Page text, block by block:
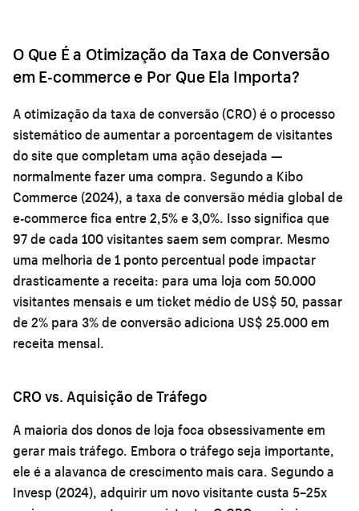
O Que É a Otimização da Taxa de Conversão
em E-commerce e Por Que Ela Importa?
A otimização da taxa de conversão (CRO) é o processo
sistemático de aumentar a porcentagem de visitantes
do site que completam uma ação desejada —
normalmente fazer uma compra. Segundo a Kibo
Commerce (2024), a taxa de conversão média global de
e-commerce fica entre 2,5% e 3,0%. Isso significa que
97 de cada 100 visitantes saem sem comprar. Mesmo
uma melhoria de 1 ponto percentual pode impactar
drasticamente a receita: para uma loja com 50.000
visitantes mensais e um ticket médio de US$ 50, passar
de 2% para 3% de conversão adiciona US$ 25.000 em
receita mensal.
CRO vs. Aquisição de Tráfego
A maioria dos donos de loja foca obsessivamente em
gerar mais tráfego. Embora o tráfego seja importante,
ele é a alavanca de crescimento mais cara. Segundo a
Invesp (2024), adquirir um novo visitante custa 5–25x